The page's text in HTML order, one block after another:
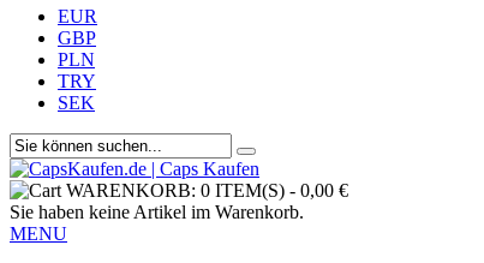
EUR
GBP
PLN
TRY
SEK
WARENKORB: 0 ITEM(S) - 0,00 €
Sie haben keine Artikel im Warenkorb.
MENU